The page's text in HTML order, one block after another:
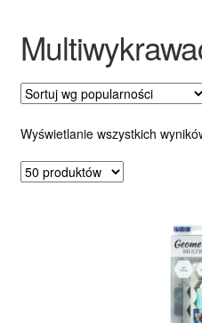
Wyprzedaż
Nowości
Ozdoby na tort weselny
Wyświetlanie wszystkich